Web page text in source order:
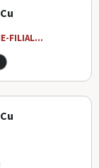
FILIAL...